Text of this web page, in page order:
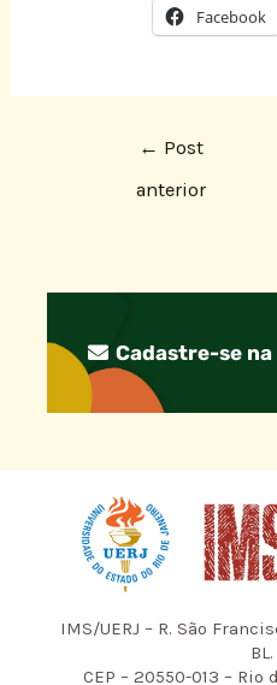
Facebook
← Post
anterior
Cadastre-se
IMS/UERJ – R. São
CEP – 20550-013 – Rio